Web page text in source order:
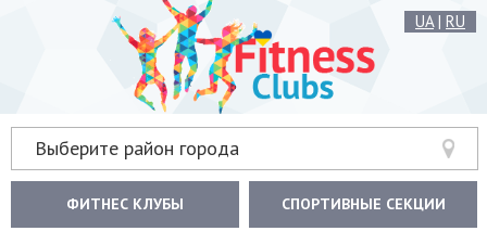
UA| RU
Выберите район города
ФИТНЕС КЛУБЫ СПОРТИВНЫЕ СЕКЦИИ